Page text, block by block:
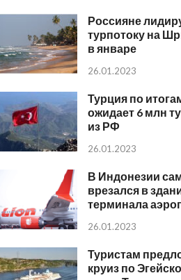
Россияне
турпотоку на
в январе
26.01.2023
Турция по
ожидает 6 млн
из РФ
26.01.2023
В Индонезии
врезался в
терминала
26.01.2023
Туристам
круиз по